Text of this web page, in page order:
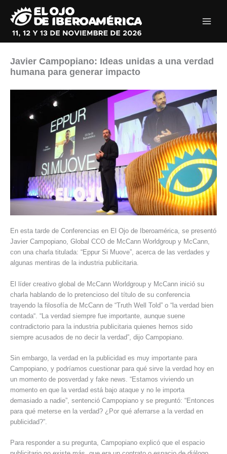
contenido
Javier Campopiano: Ideas unidas a una verdad
humana para generar impacto
En esta tarde de Conferencias en El Ojo de Iberoamérica, se presentó
Javier Campopiano, Global CCO de McCann Worldgroup y McCann,
con una charla titulada: “Eppur Si Muove”, acerca de las verdades y
algunas mentiras de la industria publicitaria.
El líder creativo global de McCann Worldgroup y McCann inició su
charla hablando de lo pretencioso del título de su conferencia
trayendo la filosofía de McCann de “Truth Well Told” o “la verdad bien
contada“. “La verdad siempre fue importante, aunque suene
contradictorio para la industria publicitaria quienes hemos sido
siempre acusados de no decir la verdad”, dijo Campopiano.
Sin embargo, la verdad en la publicidad es muy importante para
Campopiano, y podríamos cuestionar para qué sirve la verdad hoy en
un momento de posverdad y fake news. “Estamos viviendo un
momento en que la verdad está bajo ataque y no le importa
demasiado a nadie”, sentenció Campopiano y se preguntó: “Entonces
para qué meterse en la verdad? ¿Por qué aferrarse a la verdad en
publicidad?”.
Para responder a su pregunta, Campopiano explicó que el espacio